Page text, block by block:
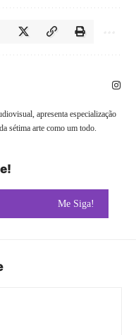
apresenta especialização
sétima arte como um todo.
Me Siga!